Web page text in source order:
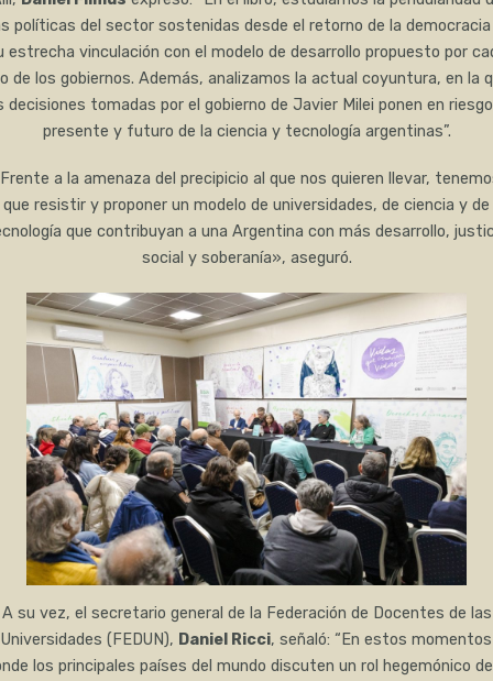
políticas del sector sostenidas desde el retorno de la
estrecha vinculación con el modelo de desarrollo propuesto por
de los gobiernos. Además, analizamos la actual coyuntura, en la
decisiones tomadas por el gobierno de Javier Milei ponen en riesgo
presente y futuro de la ciencia y tecnología argentinas”.
a la amenaza del precipicio al que nos quieren llevar,
que resistir y proponer un modelo de universidades, de ciencia y de
que contribuyan a una Argentina con más desarrollo,
social y soberanía», aseguró.
A su vez, el secretario general de la Federación de Docentes de las
Universidades (FEDUN), Daniel Ricci, señaló: “En estos momentos
los principales países del mundo discuten un rol hegemónico